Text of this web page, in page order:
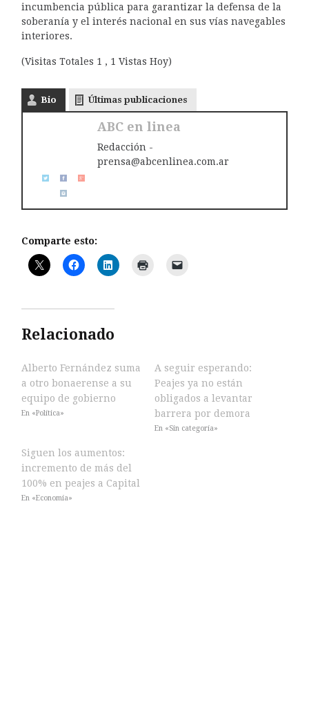
incumbencia pública para garantizar la defensa de la
soberanía y el interés nacional en sus vías navegables
interiores.
(Visitas Totales 1 , 1 Vistas Hoy)
Bio Últimas publicaciones
ABC en linea
Redacción -
prensa@abcenlinea.com.ar
Comparte esto:
Relacionado
Alberto Fernández suma
a otro bonaerense a su
equipo de gobierno
En «Política»
A seguir esperando:
Peajes ya no están
obligados a levantar
barrera por demora
En «Sin categoría»
Siguen los aumentos:
incremento de más del
100% en peajes a Capital
En «Economía»